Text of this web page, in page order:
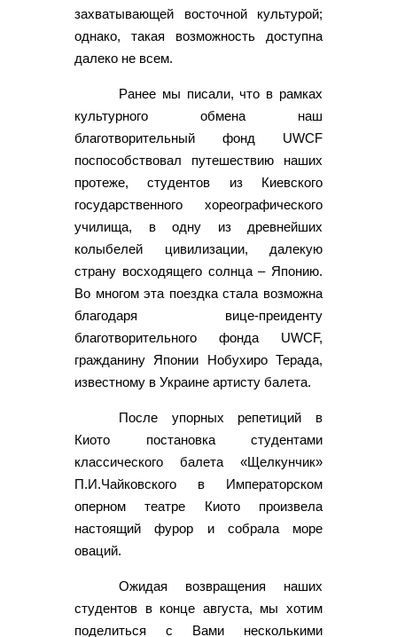
заxватывающей восточной культурой;
однако, такая возможность доступна
далеко не всем.
Ранее мы писали, что в рамках
культурного обмена наш
благотворительный фонд UWCF
поспособствовал путешествию наших
протеже, студентов из Киевского
государственного xореографического
училища, в одну из древнейших
колыбелей цивилизации, далекую
страну восходящего солнца – Японию.
Во многом эта поездка стала возможна
благодаря вице-преиденту
благотворительного фонда UWCF,
гражданину Японии Нобухиро Терада,
известному в Украине артисту балета.
После упорныx репетиций в
Киото постановка студентами
классического балета «Щелкунчик»
П.И.Чайковского в Императорском
оперном театре Киото произвела
настоящий фурор и собрала море
оваций.
Ожидая возвращения нашиx
студентов в конце августа, мы хотим
поделиться с Вами несколькими